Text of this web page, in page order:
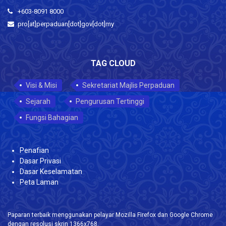
+603-8091 8000
pro[at]perpaduan[dot]gov[dot]my
TAG CLOUD
Visi & Misi
Sekretariat Majlis Perpaduan
Sejarah
Pengurusan Tertinggi
Fungsi Bahagian
Penafian
Dasar Privasi
Dasar Keselamatan
Peta Laman
Paparan terbaik menggunakan pelayar Mozilla Firefox dan Google Chrome
dengan resolusi skrin 1366x768.